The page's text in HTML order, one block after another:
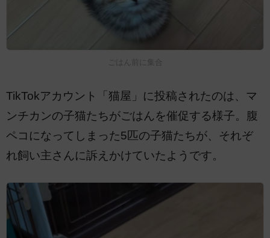
ごはん前に集合
TikTokアカウント「猫屋」に投稿されたのは、マ
ンチカンの子猫たちがごはんを催促する様子。腹
ペコになってしまった5匹の子猫たちが、それぞ
れ飼い主さんに訴えかけていたようです。